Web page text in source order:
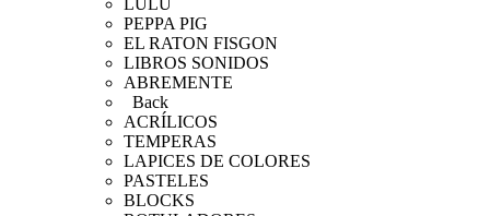
LULU
PEPPA PIG
EL RATON FISGON
LIBROS SONIDOS
ABREMENTE
Back
ACRÍLICOS
TEMPERAS
LAPICES DE COLORES
PASTELES
BLOCKS